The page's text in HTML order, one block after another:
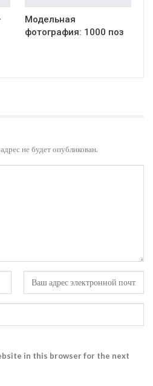
Модельная
фотография: 1000 поз
не будет опубликован.
in this browser for the next